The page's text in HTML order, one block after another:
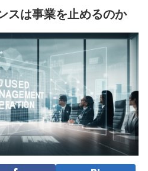
スは事業を止めるのか